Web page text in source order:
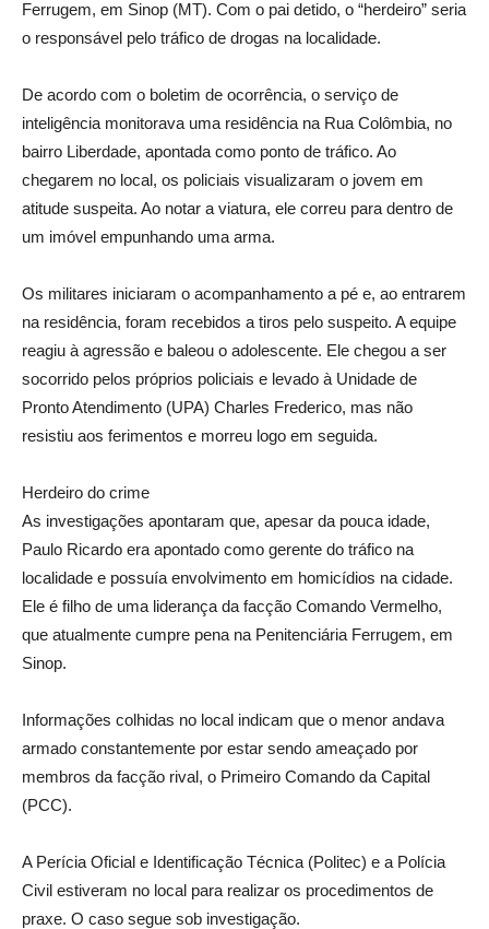
Ferrugem, em Sinop (MT). Com o pai detido, o “herdeiro” seria
o responsável pelo tráfico de drogas na localidade.
De acordo com o boletim de ocorrência, o serviço de
inteligência monitorava uma residência na Rua Colômbia, no
bairro Liberdade, apontada como ponto de tráfico. Ao
chegarem no local, os policiais visualizaram o jovem em
atitude suspeita. Ao notar a viatura, ele correu para dentro de
um imóvel empunhando uma arma.
Os militares iniciaram o acompanhamento a pé e, ao entrarem
na residência, foram recebidos a tiros pelo suspeito. A equipe
reagiu à agressão e baleou o adolescente. Ele chegou a ser
socorrido pelos próprios policiais e levado à Unidade de
Pronto Atendimento (UPA) Charles Frederico, mas não
resistiu aos ferimentos e morreu logo em seguida.
Herdeiro do crime
As investigações apontaram que, apesar da pouca idade,
Paulo Ricardo era apontado como gerente do tráfico na
localidade e possuía envolvimento em homicídios na cidade.
Ele é filho de uma liderança da facção Comando Vermelho,
que atualmente cumpre pena na Penitenciária Ferrugem, em
Sinop.
Informações colhidas no local indicam que o menor andava
armado constantemente por estar sendo ameaçado por
membros da facção rival, o Primeiro Comando da Capital
(PCC).
A Perícia Oficial e Identificação Técnica (Politec) e a Polícia
Civil estiveram no local para realizar os procedimentos de
praxe. O caso segue sob investigação.